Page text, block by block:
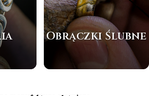
Obrączki Ślubne